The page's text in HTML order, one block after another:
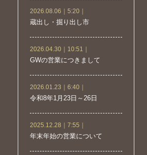
2026.08.06｜5:20｜
蔵出し・掘り出し市
2026.04.30｜10:51｜
GWの営業につきまして
2026.01.23｜6:40｜
令和8年1月23日～26日
2025.12.28｜7:55｜
年末年始の営業について